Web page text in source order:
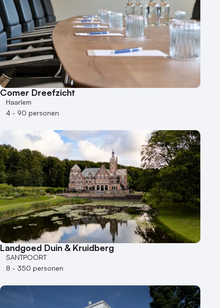
Kleine / intieme locatie
Locaties aan zee
Museum
Theater
Varende locatie
Comer Dreefzicht
Haarlem
4 - 90 personen
Landgoed Duin & Kruidberg
SANTPOORT
8 - 350 personen